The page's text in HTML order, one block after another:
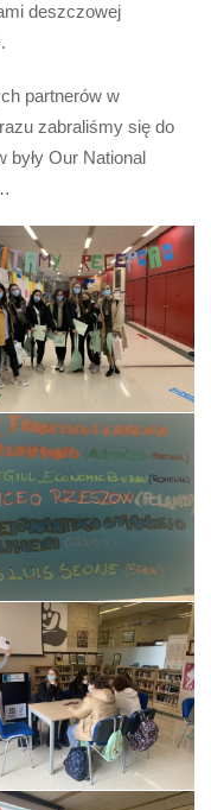
deszczowej
partnerów w
zabraliśmy się do
były Our National